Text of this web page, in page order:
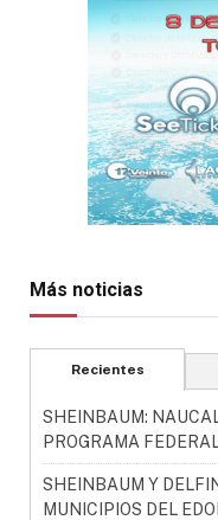
Más noticias
Recientes
SHEINBAUM:
PROGRAMA
SHEINBAUM Y
MUNICIPIOS DEL